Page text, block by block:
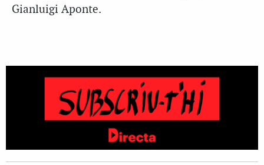
Gianluigi Aponte.